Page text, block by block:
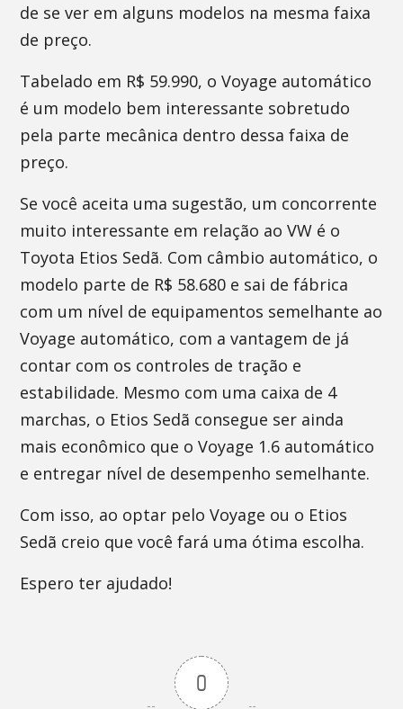
de se ver em alguns modelos na mesma faixa
de preço.
Tabelado em R$ 59.990, o Voyage automático
é um modelo bem interessante sobretudo
pela parte mecânica dentro dessa faixa de
preço.
Se você aceita uma sugestão, um concorrente
muito interessante em relação ao VW é o
Toyota Etios Sedã. Com câmbio automático, o
modelo parte de R$ 58.680 e sai de fábrica
com um nível de equipamentos semelhante ao
Voyage automático, com a vantagem de já
contar com os controles de tração e
estabilidade. Mesmo com uma caixa de 4
marchas, o Etios Sedã consegue ser ainda
mais econômico que o Voyage 1.6 automático
e entregar nível de desempenho semelhante.
Com isso, ao optar pelo Voyage ou o Etios
Sedã creio que você fará uma ótima escolha.
Espero ter ajudado!
0